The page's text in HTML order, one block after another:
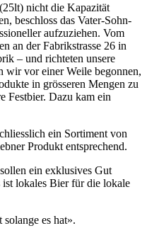
nicht die Kapazität
beschloss das Vater-Sohn-
aufzuziehen. Vom
an der Fabrikstrasse 26 in
– und richteten unsere
wir vor einer Weile begonnen,
in grösseren Mengen zu
Festbier. Dazu kam ein
ein Sortiment von
Produkt entsprechend.
ein exklusives Gut
lokales Bier für die lokale
es hat».